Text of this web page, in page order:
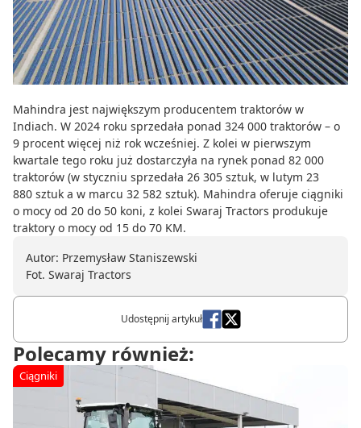
Mahindra jest największym producentem traktorów w
Indiach. W 2024 roku sprzedała ponad 324 000 traktorów – o
9 procent więcej niż rok wcześniej. Z kolei w pierwszym
kwartale tego roku już dostarczyła na rynek ponad 82 000
traktorów (w styczniu sprzedała 26 305 sztuk, w lutym 23
880 sztuk a w marcu 32 582 sztuk). Mahindra oferuje ciągniki
o mocy od 20 do 50 koni, z kolei Swaraj Tractors produkuje
traktory o mocy od 15 do 70 KM.
Autor: Przemysław Staniszewski
Fot. Swaraj Tractors
Udostępnij artykuł
Polecamy również:
Ciągniki